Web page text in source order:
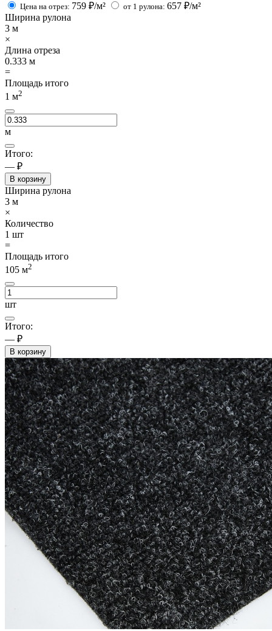
Цена на отрез: 759 ₽/м² от 1 рулона: 657 ₽/м²
Ширина рулона
3 м
×
Длина отреза
0.333 м
=
Площадь итого
1 м2
м
Итого:
— ₽
В корзину
Ширина рулона
3 м
×
Количество
1 шт
=
Площадь итого
105 м2
шт
Итого:
— ₽
В корзину